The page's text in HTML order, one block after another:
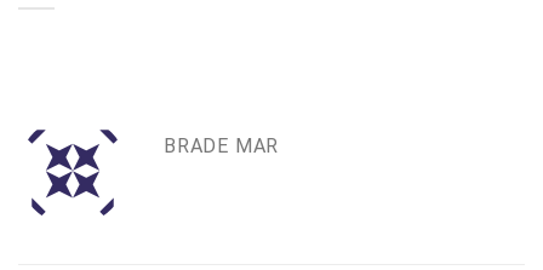
BRADE MAR